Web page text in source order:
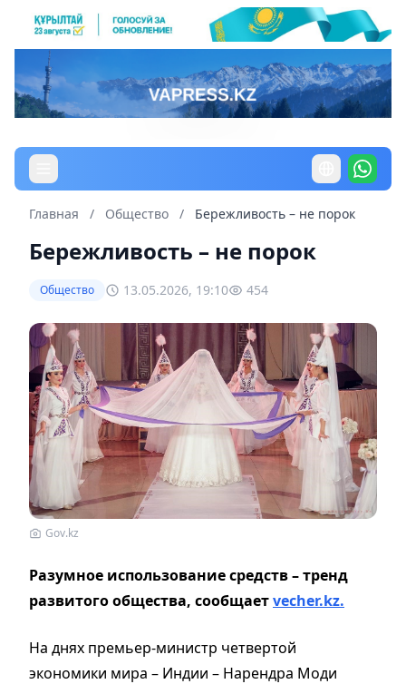
Главная / Общество / Бережливость – не порок
Бережливость – не порок
Общество 13.05.2026, 19:10 454
Gov.kz
Разумное использование средств – тренд
развитого общества, сообщаетvecher.kz.
На днях премьер-министр четвертой
экономики мира – Индии – Нарендра Моди